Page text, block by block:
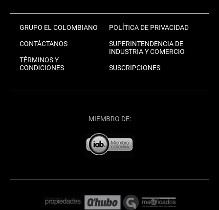
GRUPO EL COLOMBIANO
CONTÁCTANOS
TÉRMINOS Y
CONDICIONES
POLÍTICA DE PRIVACIDAD
SUPERINTENDENCIA DE
INDUSTRIA Y COMERCIO
SUSCRIPCIONES
MIEMBRO DE: